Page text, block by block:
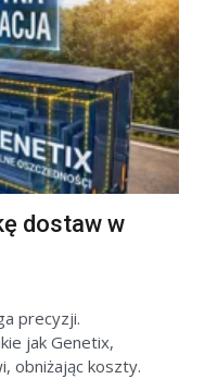
dostaw w
precyzji.
jak Genetix,
obniżając koszty.